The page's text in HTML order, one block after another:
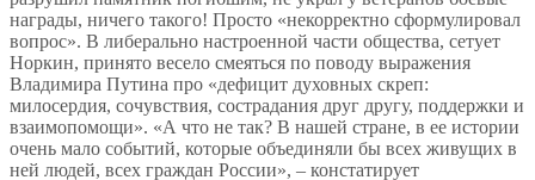
награды, ничего такого! Просто «некорректно сформулировал
вопрос». В либерально настроенной части общества, сетует
Норкин, принято весело смеяться по поводу выражения
Владимира Путина про «дефицит духовных скреп:
милосердия, сочувствия, сострадания друг другу, поддержки и
взаимопомощи». «А что не так? В нашей стране, в ее истории
очень мало событий, которые объединяли бы всех живущих в
ней людей, всех граждан России», – констатирует